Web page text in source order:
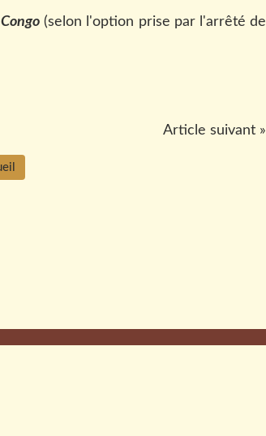
(selon l'option prise par l'arrêté de
Article suivant »